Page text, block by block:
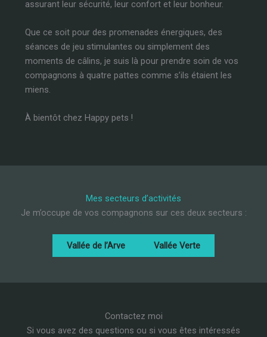
assurant leur sécurité, leur confort et leur bonheur.
Que ce soit pour des promenades énergiques, des
séances de jeu stimulantes ou simplement des
moments de câlins, je suis là pour prendre soin de vos
compagnons à quatre pattes comme s’ils étaient les
miens.
À bientôt chez Happy pets !
Mes secteurs d’activités
Je m’occupe de vos compagnons sur ces deux secteurs :
Vallée de l’Arve Vallée Verte
Contactez moi
Si vous avez des questions ou si vous êtes intéressés